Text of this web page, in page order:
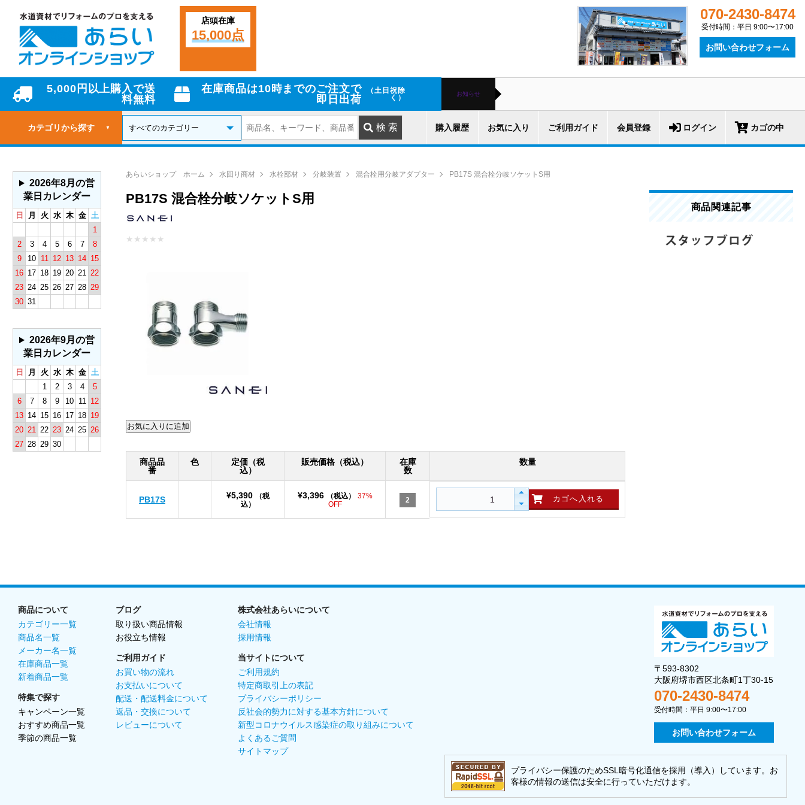
店頭在庫
15,000点
070-2430-8474
受付時間：平日 9:00〜17:00
お問い合わせフォーム
5,000円以上購入で送
料無料
在庫商品は10時までのご注文で
即日出荷
（土日祝除
く）
お知らせ
カテゴリから探す ▼ 購入履歴 お気に入り ご利用ガイド 会員登録 ログイン カゴの中
あらいショップ ホーム 水回り商材 水栓部材 分岐装置 混合栓用分岐アダプター PB17S 混合栓分岐ソケットS用
PB17S 混合栓分岐ソケットS用
★ ★ ★ ★ ★
商品品
番
色
定価（税
込）
販売価格（税込）
在庫
数
数量
PB17S ¥5,390
（税
込）
¥3,396 （税込）
37%
OFF
2
商品関連記事
2026年8月の営
業日カレンダー
日 月 火 水 木 金 土
1
2
3 4 5 6 7
8
9
10 11 12 13 14 15
16 17 18 19 20 21 22
23 24 25 26 27 28 29
30 31
2026年9月の営
業日カレンダー
日 月 火 水 木 金 土
1
2 3 4
5
6
7 8 9 10 11 12
13 14 15 16 17 18 19
20 21 22 23 24 25 26
27 28 29 30
商品について
カテゴリー一覧
商品名一覧
メーカー名一覧
在庫商品一覧
新着商品一覧
特集で探す
キャンペーン一覧
おすすめ商品一覧
季節の商品一覧
ブログ
取り扱い商品情報
お役立ち情報
ご利用ガイド
お買い物の流れ
お支払いについて
配送・配送料金について
返品・交換について
レビューについて
株式会社あらいについて
会社情報
採用情報
当サイトについて
ご利用規約
特定商取引上の表記
プライバシーポリシー
反社会的勢力に対する基本方針について
新型コロナウイルス感染症の取り組みについて
よくあるご質問
サイトマップ
〒593-8302
大阪府堺市西区北条町1丁30-15
070-2430-8474
受付時間：平日 9:00〜17:00
お問い合わせフォーム
プライバシー保護のためSSL暗号化通信を採用（導入）しています。お
客様の情報の送信は安全に行っていただけます。